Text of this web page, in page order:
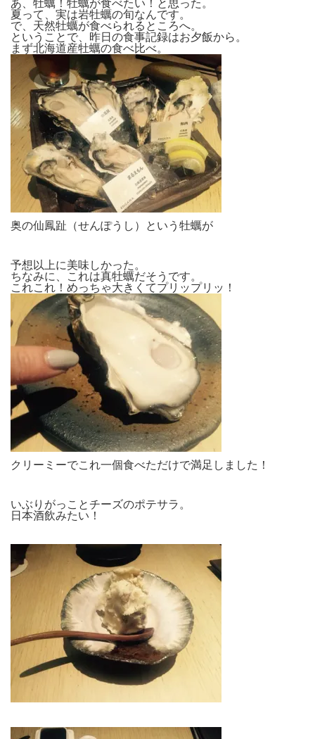
あ、牡蠣！牡蠣が食べたい！と思った。
夏って、実は岩牡蠣の旬なんです。
で、天然牡蠣が食べられるところへ。
ということで、昨日の食事記録はお夕飯から。
まず北海道産牡蠣の食べ比べ。
奥の仙鳳趾（せんぽうし）という牡蠣が
予想以上に美味しかった。
ちなみに、これは真牡蠣だそうです。
これこれ！めっちゃ大きくてプリップリッ！
クリーミーでこれ一個食べただけで満足しました！
いぶりがっことチーズのポテサラ。
日本酒飲みたい！